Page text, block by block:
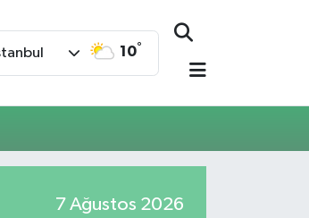
10°
7 Ağustos 2026